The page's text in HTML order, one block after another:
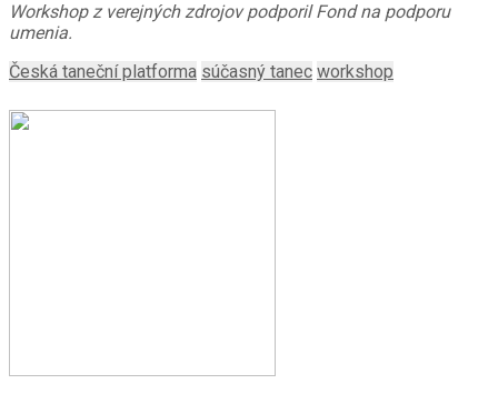
Workshop z verejných zdrojov podporil Fond na podporu
umenia.
Česká taneční platforma súčasný tanec workshop